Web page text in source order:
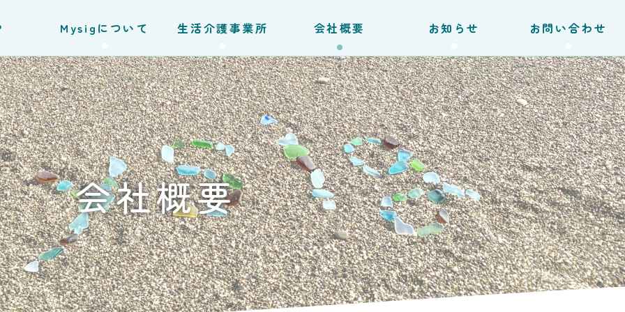
Mysigについて 生活介護事業所 会社概要 お知らせ お問い合わせ
会社概要